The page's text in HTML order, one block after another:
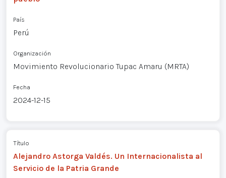
País
Perú
Organización
Movimiento Revolucionario Tupac Amaru (MRTA)
Fecha
2024-12-15
Título
Alejandro Astorga Valdés. Un Internacionalista al
Servicio de la Patria Grande